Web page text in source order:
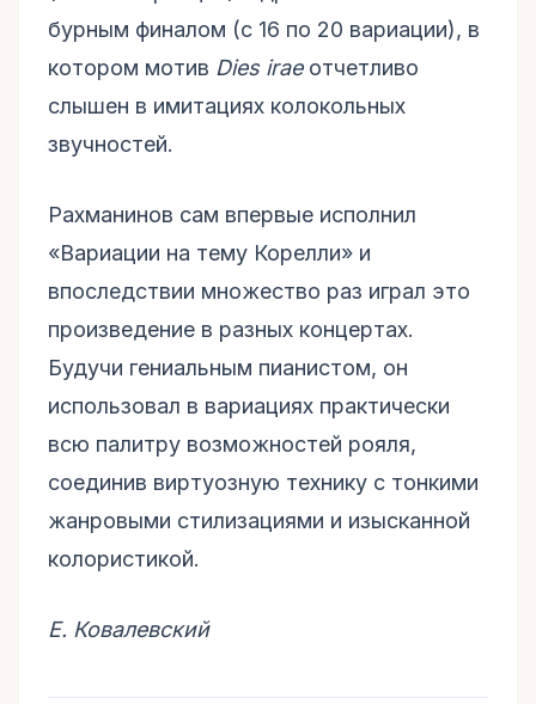
бурным финалом (с 16 по 20 вариации), в
котором мотив Dies iraeотчетливо
слышен в имитациях колокольных
звучностей.
Рахманинов сам впервые исполнил
«Вариации на тему Корелли» и
впоследствии множество раз играл это
произведение в разных концертах.
Будучи гениальным пианистом, он
использовал в вариациях практически
всю палитру возможностей рояля,
соединив виртуозную технику с тонкими
жанровыми стилизациями и изысканной
колористикой.
Е. Ковалевский